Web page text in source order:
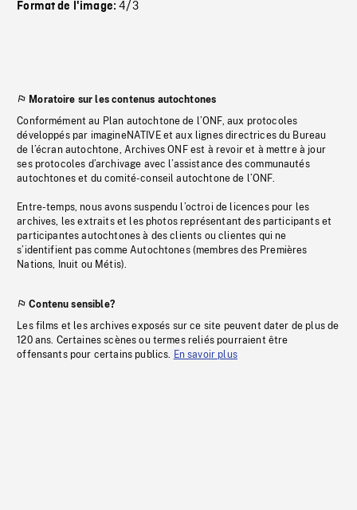
Format de l'image:4/3
Moratoire sur les contenus autochtones
Conformément au Plan autochtone de l’ONF, aux protocoles
développés par imagineNATIVE et aux lignes directrices du Bureau
de l’écran autochtone, Archives ONF est à revoir et à mettre à jour
ses protocoles d’archivage avec l’assistance des communautés
autochtones et du comité-conseil autochtone de l’ONF.
Entre-temps, nous avons suspendu l’octroi de licences pour les
archives, les extraits et les photos représentant des participants et
participantes autochtones à des clients ou clientes qui ne
s’identifient pas comme Autochtones (membres des Premières
Nations, Inuit ou Métis).
Contenu sensible?
Les films et les archives exposés sur ce site peuvent dater de plus de
120 ans. Certaines scènes ou termes reliés pourraient être
offensants pour certains publics. En savoir plus